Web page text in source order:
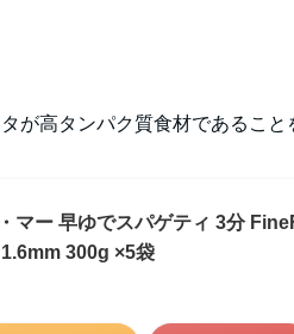
が高タンパク質食材であること
マー 早ゆでスパゲティ 3分
300g ×5袋